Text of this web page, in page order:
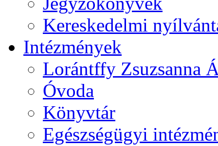
Kereskedelmi
Intézmények
Lorántffy Zsuzsanna
Óvoda
Könyvtár
Egészségügyi